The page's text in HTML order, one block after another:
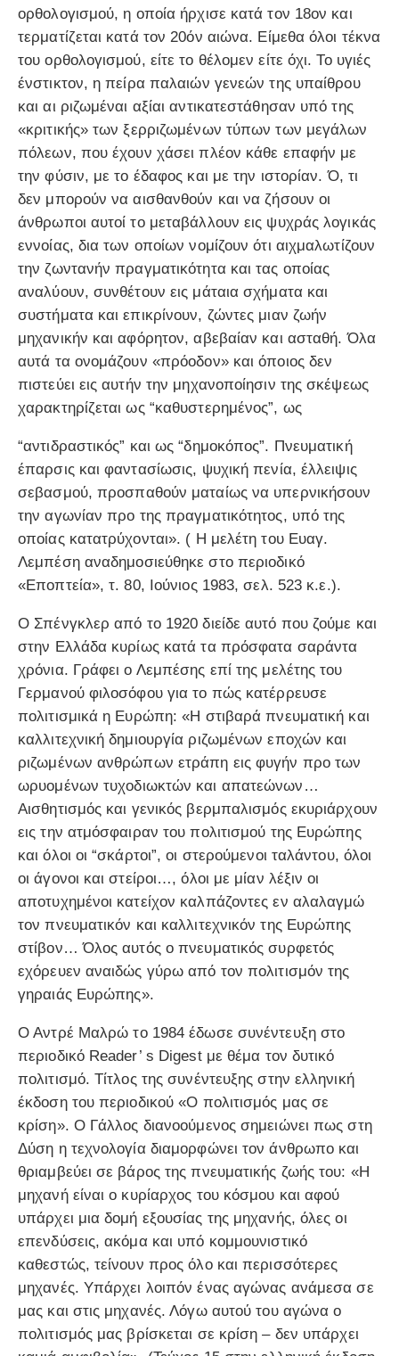
ορθολογισμού, η οποία ήρχισε κατά τον 18ον και
τερματίζεται κατά τον 20όν αιώνα. Είμεθα όλοι τέκνα
του ορθολογισμού, είτε το θέλομεν είτε όχι. Το υγιές
ένστικτον, η πείρα παλαιών γενεών της υπαίθρου
και αι ριζωμέναι αξίαι αντικατεστάθησαν υπό της
«κριτικής» των ξερριζωμένων τύπων των μεγάλων
πόλεων, που έχουν χάσει πλέον κάθε επαφήν με
την φύσιν, με το έδαφος και με την ιστορίαν. Ό, τι
δεν μπορούν να αισθανθούν και να ζήσουν οι
άνθρωποι αυτοί το μεταβάλλουν εις ψυχράς λογικάς
εννοίας, δια των οποίων νομίζουν ότι αιχμαλωτίζουν
την ζωντανήν πραγματικότητα και τας οποίας
αναλύουν, συνθέτουν εις μάταια σχήματα και
συστήματα και επικρίνουν, ζώντες μιαν ζωήν
μηχανικήν και αφόρητον, αβεβαίαν και ασταθή. Όλα
αυτά τα ονομάζουν «πρόοδον» και όποιος δεν
πιστεύει εις αυτήν την μηχανοποίησιν της σκέψεως
χαρακτηρίζεται ως “καθυστερημένος”, ως
“αντιδραστικός” και ως “δημοκόπος”. Πνευματική
έπαρσις και φαντασίωσις, ψυχική πενία, έλλειψις
σεβασμού, προσπαθούν ματαίως να υπερνικήσουν
την αγωνίαν προ της πραγματικότητος, υπό της
οποίας κατατρύχονται». ( Η μελέτη του Ευαγ.
Λεμπέση αναδημοσιεύθηκε στο περιοδικό
«Εποπτεία», τ. 80, Ιούνιος 1983, σελ. 523 κ.ε.).
Ο Σπένγκλερ από το 1920 διείδε αυτό που ζούμε και
στην Ελλάδα κυρίως κατά τα πρόσφατα σαράντα
χρόνια. Γράφει ο Λεμπέσης επί της μελέτης του
Γερμανού φιλοσόφου για το πώς κατέρρευσε
πολιτισμικά η Ευρώπη: «Η στιβαρά πνευματική και
καλλιτεχνική δημιουργία ριζωμένων εποχών και
ριζωμένων ανθρώπων ετράπη εις φυγήν προ των
ωρυομένων τυχοδιωκτών και απατεώνων…
Αισθητισμός και γενικός βερμπαλισμός εκυριάρχουν
εις την ατμόσφαιραν του πολιτισμού της Ευρώπης
και όλοι οι “σκάρτοι”, οι στερούμενοι ταλάντου, όλοι
οι άγονοι και στείροι…, όλοι με μίαν λέξιν οι
αποτυχημένοι κατείχον καλπάζοντες εν αλαλαγμώ
τον πνευματικόν και καλλιτεχνικόν της Ευρώπης
στίβον… Όλος αυτός ο πνευματικός συρφετός
εχόρευεν αναιδώς γύρω από τον πολιτισμόν της
γηραιάς Ευρώπης».
Ο Αντρέ Μαλρώ το 1984 έδωσε συνέντευξη στο
περιοδικό Reader’ s Digest με θέμα τον δυτικό
πολιτισμό. Τίτλος της συνέντευξης στην ελληνική
έκδοση του περιοδικού «Ο πολιτισμός μας σε
κρίση». Ο Γάλλος διανοούμενος σημειώνει πως στη
Δύση η τεχνολογία διαμορφώνει τον άνθρωπο και
θριαμβεύει σε βάρος της πνευματικής ζωής του: «Η
μηχανή είναι ο κυρίαρχος του κόσμου και αφού
υπάρχει μια δομή εξουσίας της μηχανής, όλες οι
επενδύσεις, ακόμα και υπό κομμουνιστικό
καθεστώς, τείνουν προς όλο και περισσότερες
μηχανές. Υπάρχει λοιπόν ένας αγώνας ανάμεσα σε
μας και στις μηχανές. Λόγω αυτού του αγώνα ο
πολιτισμός μας βρίσκεται σε κρίση – δεν υπάρχει